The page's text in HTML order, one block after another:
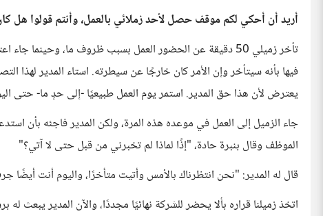
أريد أن أحكي لكم موقف حصل لأحد زملائي بالعمل، وأنتم قولوا هل
تأخر زميلي 50 دقيقة عن الحضور العمل بسبب ظروف ما،
فيها بأنه سيتأخر وإن الأمر كان خارجًا عن سيطرته. استاء المدير لهذا
يعترض لأن هذا حق المدير. استمر يوم العمل طبيعيًا -إلى حدٍ ما- حتى
جاء الزميل إلى العمل في موعده هذه المرة، ولكن المدير فاجئه بأن
الموظف وقال بنبرة حادة، "إذًا لماذا لم تخبرني من قبل حتى لا آتي؟"
قال له المدير: "نحن انتظرناك بالأمس وأتيت متأخرًا، واليوم أنت
اتخذ زميلنا قراره بألا يحضر للشركة نهائيًا مجددًا، والآن المدير يبعث